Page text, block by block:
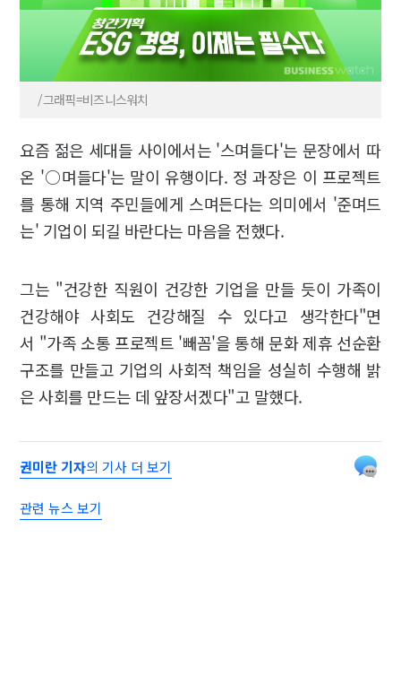
/그래픽=비즈니스워치
요즘 젊은 세대들 사이에서는 '스며들다'는 문장에서 따
온 '○며들다'는 말이 유행이다. 정 과장은 이 프로젝트
를 통해 지역 주민들에게 스며든다는 의미에서 '준며드
는' 기업이 되길 바란다는 마음을 전했다.
그는 "건강한 직원이 건강한 기업을 만들 듯이 가족이
건강해야 사회도 건강해질 수 있다고 생각한다"면
서 "가족 소통 프로젝트 '빼꼼'을 통해 문화 제휴 선순환
구조를 만들고 기업의 사회적 책임을 성실히 수행해 밝
은 사회를 만드는 데 앞장서겠다"고 말했다.
권미란 기자의 기사 더 보기
관련 뉴스 보기